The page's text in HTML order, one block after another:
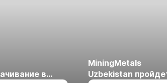
в
MiningMetals
Uzbekistan